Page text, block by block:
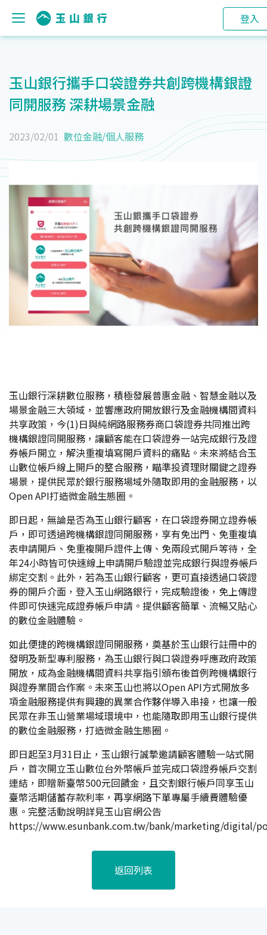
登入
玉山銀行攜手口袋證券共創跨機構銀證
同開服務 深耕場景金融
2023/02/01 數位金融/個人服務
玉山銀行深耕數位服務，積極發展普惠金融、智慧金融以及
場景金融三大領域，並響應政府開放銀行及金融機構間資料
共享政策，今(1)日與純網路服務券商口袋證券共同推出跨
機構銀證同開服務，讓顧客能在口袋證券一站完成銀行及證
券帳戶開立，解決重複填寫開戶資料的痛點。未來將結合玉
山數位帳戶線上開戶的整合服務，瞄準投資理財關鍵之證券
場景，提供民眾於銀行服務場域外隨取即用的金融服務，以
Open API打造微金融生態圈。
即日起，無論是否為玉山銀行顧客，在口袋證券開立證券帳
戶，即可透過跨機構銀證同開服務，享有免出門、免重複填
表申請開戶、免重複開戶證件上傳、免兩段式開戶等待，全
年24小時皆可快速線上申請開戶驗證並完成銀行與證券帳戶
綁定交割。此外，若為玉山銀行顧客，更可直接透過口袋證
券的開戶介面，登入玉山網路銀行，完成驗證後，免上傳證
件即可快速完成證券帳戶申請。提供顧客簡單、流暢又貼心
的數位金融體驗。
如此便捷的跨機構銀證同開服務，奠基於玉山銀行註冊中的
發明及新型專利服務，為玉山銀行與口袋證券呼應政府政策
開放，成為金融機構間資料共享指引頒布後首例跨機構銀行
與證券業間合作案。未來玉山也將以Open API方式開放多
項金融服務提供有興趣的異業合作夥伴導入串接，也讓一般
民眾在非玉山營業場域環境中，也能隨取即用玉山銀行提供
的數位金融服務，打造微金融生態圈。
即日起至3月31日止，玉山銀行誠摯邀請顧客體驗一站式開
戶，首次開立玉山數位台外幣帳戶並完成口袋證券帳戶交割
連結，即贈新臺幣500元回饋金，且交割銀行帳戶同享玉山
臺幣活期儲蓄存款利率，再享網路下單專屬手續費體驗優
惠。完整活動說明詳見玉山官網公告
https://www.esunbank.com.tw/bank/marketing/digital/
返回列表